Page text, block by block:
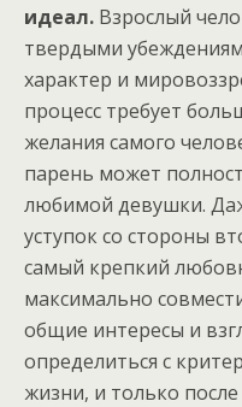
идеал. Взрослый
твердыми
характер и
процесс требует
желания самого
парень может
любимой девушки.
уступок со стороны
самый крепкий
максимально
общие интересы и
определиться с
жизни, и только